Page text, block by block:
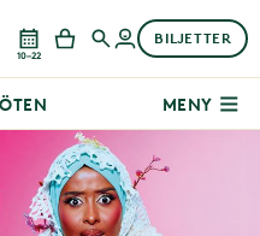
10–22
BILJETTER
MENY